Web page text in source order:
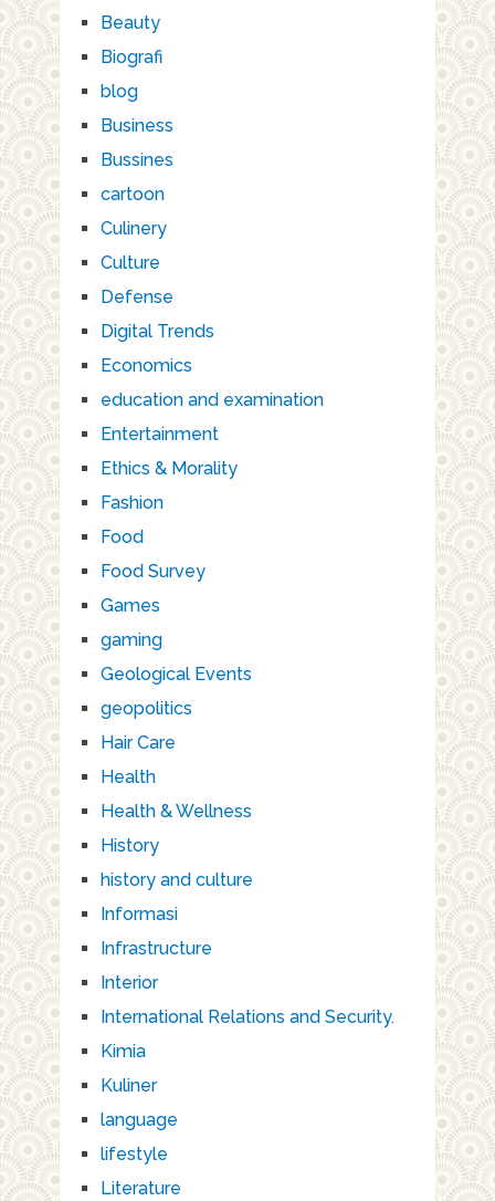
Beauty
Biografi
blog
Business
Bussines
cartoon
Culinery
Culture
Defense
Digital Trends
Economics
education and examination
Entertainment
Ethics & Morality
Fashion
Food
Food Survey
Games
gaming
Geological Events
geopolitics
Hair Care
Health
Health & Wellness
History
history and culture
Informasi
Infrastructure
Interior
International Relations and Security.
Kimia
Kuliner
language
lifestyle
Literature